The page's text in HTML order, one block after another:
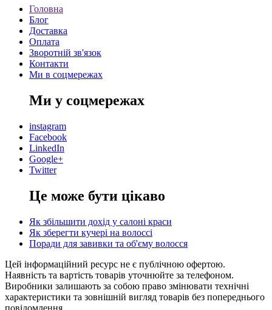
Головна
Блог
Доставка
Оплата
Зворотній зв'язок
Контакти
Ми в соцмережах
Ми у соцмережах
instagram
Facebook
LinkedIn
Google+
Twitter
Це може бути цікаво
Як збільшити дохід у салоні краси
Як зберегти кучері на волоссі
Поради для завивки та об'єму волосся
Цей інформаційний ресурс не є публічною офертою.
Наявність та вартість товарів уточнюйте за телефоном.
Виробники залишають за собою право змінювати технічні
характеристики та зовнішній вигляд товарів без попереднього
повідомлення.